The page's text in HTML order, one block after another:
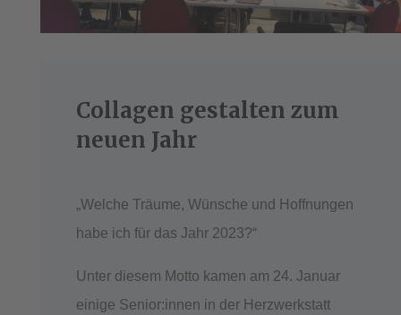
Collagen gestalten zum
neuen Jahr
„Welche Träume, Wünsche und Hoffnungen
habe ich für das Jahr 2023?“
Unter diesem Motto kamen am 24. Januar
einige Senior:innen in der Herzwerkstatt